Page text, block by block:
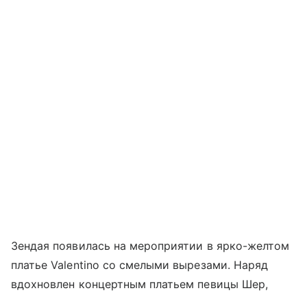
Зендая появилась на мероприятии в ярко-желтом
платье Valentino со смелыми вырезами. Наряд
вдохновлен концертным платьем певицы Шер,